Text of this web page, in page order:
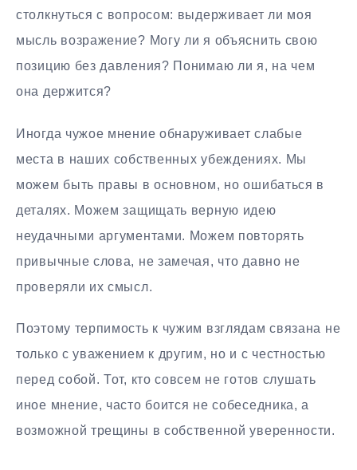
столкнуться с вопросом: выдерживает ли моя
мысль возражение? Могу ли я объяснить свою
позицию без давления? Понимаю ли я, на чем
она держится?
Иногда чужое мнение обнаруживает слабые
места в наших собственных убеждениях. Мы
можем быть правы в основном, но ошибаться в
деталях. Можем защищать верную идею
неудачными аргументами. Можем повторять
привычные слова, не замечая, что давно не
проверяли их смысл.
Поэтому терпимость к чужим взглядам связана не
только с уважением к другим, но и с честностью
перед собой. Тот, кто совсем не готов слушать
иное мнение, часто боится не собеседника, а
возможной трещины в собственной уверенности.